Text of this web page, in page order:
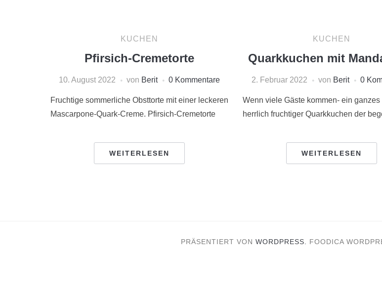
KUCHEN
Pfirsich-Cremetorte
10. August 2022 von Berit 0 Kommentare
Fruchtige sommerliche Obsttorte mit einer leckeren
Mascarpone-Quark-Creme. Pfirsich-Cremetorte
WEITERLESEN
KUCHEN
Quarkkuchen mit
2. Februar 2022 von Berit 0
Wenn viele Gäste kommen- ein
herrlich fruchtiger Quarkkuchen der
WEITERLESEN
PRÄSENTIERT VON WORDPRESS. FOODICA